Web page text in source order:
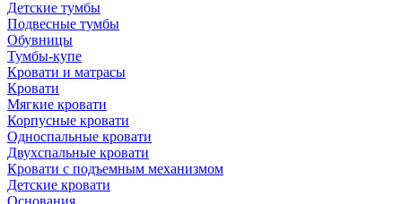
Детские тумбы
Подвесные тумбы
Обувницы
Тумбы-купе
Кровати и матрасы
Кровати
Мягкие кровати
Корпусные кровати
Односпальные кровати
Двухспальные кровати
Кровати с подъемным механизмом
Детские кровати
Основания